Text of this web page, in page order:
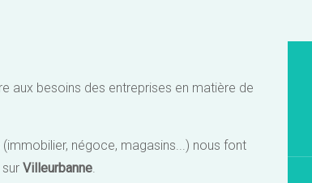
aux besoins des entreprises en matière de
négoce, magasins...) nous font
surVilleurbanne.